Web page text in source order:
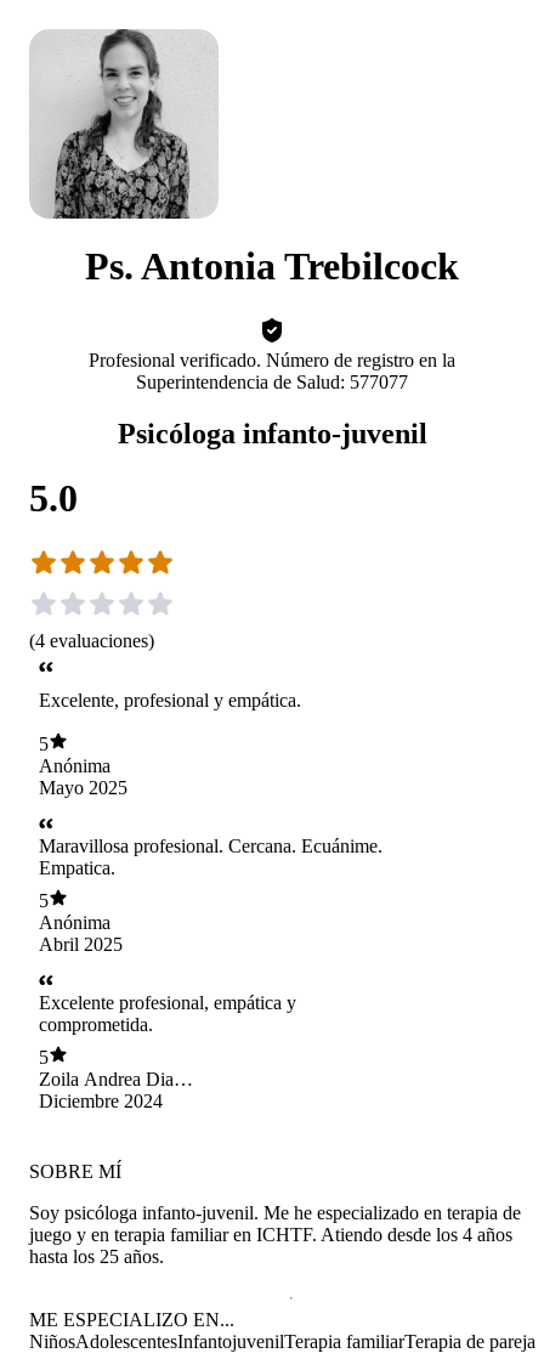
Ps. Antonia Trebilcock
Profesional verificado. Número de registro en la
Superintendencia de Salud: 577077
Psicóloga infanto-juvenil
5.0
(4 evaluaciones)
Excelente, profesional y empática.
5
Anónima
Mayo 2025
Maravillosa profesional. Cercana. Ecuánime.
Empatica.
5
Anónima
Abril 2025
Excelente profesional, empática y
comprometida.
5
Zoila Andrea Diaz
Berton
Diciembre 2024
SOBRE MÍ
Soy psicóloga infanto-juvenil. Me he especializado en terapia de
juego y en terapia familiar en ICHTF. Atiendo desde los 4 años
hasta los 25 años.
ME ESPECIALIZO EN...
NiñosAdolescentesInfantojuvenilTerapia familiarTerapia de pareja